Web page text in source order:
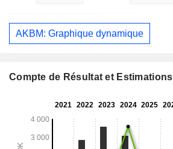
AKBM: Graphique dynamique
Compte de Résultat et Estimations